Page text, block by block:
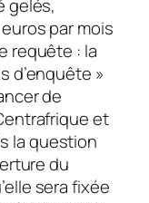
gelés,
par mois
requête : la
d’enquête »
de
et
la question
du
sera fixée